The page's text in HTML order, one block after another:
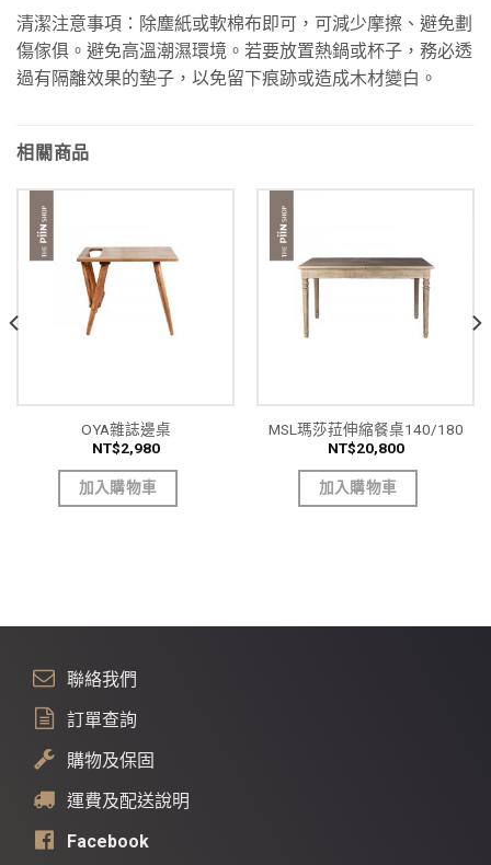
清潔注意事項：除塵紙或軟棉布即可，可減少摩擦、避免劃
傷傢俱。避免高溫潮濕環境。若要放置熱鍋或杯子，務必透
過有隔離效果的墊子，以免留下痕跡或造成木材變白。
相關商品
OYA雜誌邊桌
NT$2,980
加入購物車
MSL瑪莎菈伸縮餐桌140/180
NT$20,800
加入購物車
聯絡我們
訂單查詢
購物及保固
運費及配送說明
Facebook